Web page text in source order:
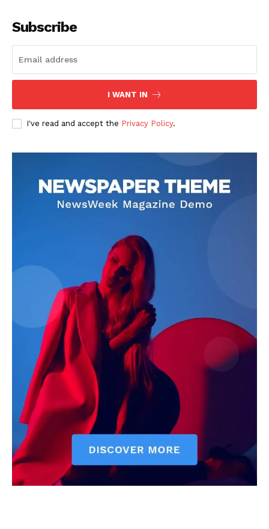
DOWNLOAD NOW
AIN NEWS 1
Contact Us
About Us
Privacy Policy
Terms of Use Agreement
Facebook
X WhatsApp
Share
Subscribe
I WANT IN
I've read and accept the Privacy Policy.